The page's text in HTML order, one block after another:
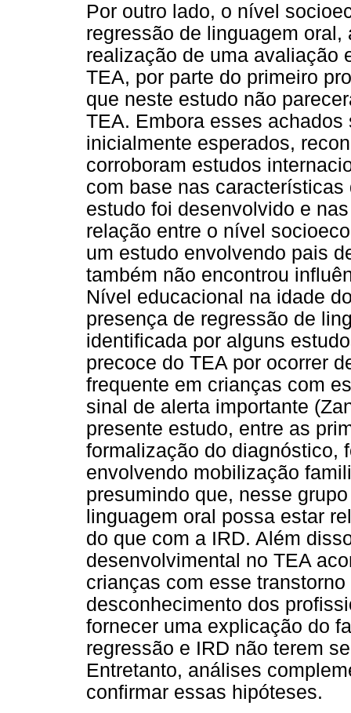
Por outro lado, o nível
regressão de linguagem
realização de uma avaliação
TEA, por parte do primeiro
que neste estudo não
TEA. Embora esses
inicialmente esperados,
corroboram estudos
com base nas
estudo foi desenvolvido e
relação entre o nível
um estudo envolvendo pais
também não encontrou
Nível educacional na idade
presença de regressão de
identificada por alguns
precoce do TEA por ocorrer
frequente em crianças com
sinal de alerta importante
presente estudo, entre as
formalização do diagnóstico,
envolvendo mobilização
presumindo que, nesse
linguagem oral possa estar
do que com a IRD. Além
desenvolvimental no TEA
crianças com esse
desconhecimento dos
fornecer uma explicação do
regressão e IRD não terem
Entretanto, análises
confirmar essas hipóteses.